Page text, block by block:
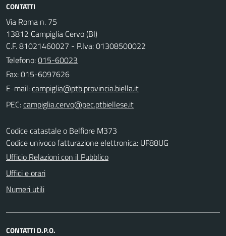
CONTATTI
Via Roma n. 75
13812 Campiglia Cervo (BI)
C.F. 81021460027 - P.Iva: 01308500022
Telefono:015-60023
Fax: 015-6097626
E-mail:
PEC:
Codice catastale o Belfiore M373
Codice univoco fatturazione elettronica: UF88UG
Ufficio Relazioni con il Pubblico
Uffici e orari
Numeri utili
CONTATTI D.P.O.